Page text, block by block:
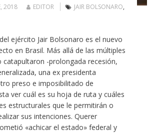
2018 EDITOR JAIR BOLSONARO,
ejército Jair Bolsonaro es el nuevo
en Brasil. Más allá de las múltiples
catapultaron -prolongada recesión,
una ex presidenta
preso e imposibilitado de
ver cuál es su hoja de ruta y cuáles
estructurales que le permitirán o
sus intenciones. Querer
«achicar el estado» federal y